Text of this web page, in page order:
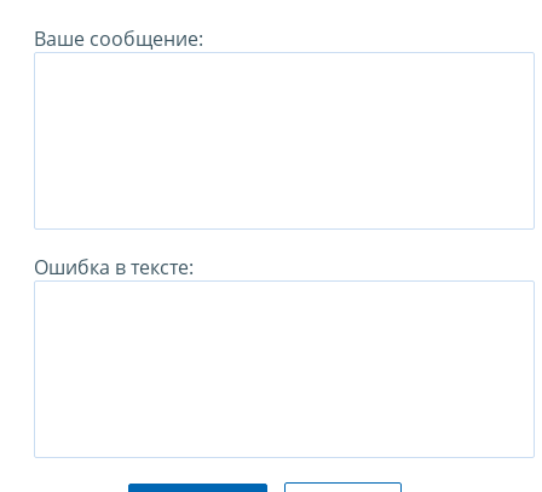
Ваше сообщение:
Ошибка в тексте: